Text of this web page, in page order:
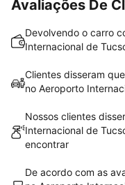
Avaliações De
Devolvendo o carro
Internacional de
Clientes disseram
no Aeroporto
Nossos clientes
Internacional de
encontrar
De acordo com as